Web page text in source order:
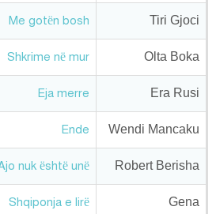
Tiri Gjoci
Me gotën bosh
Olta Boka
Shkrime në mur
Era Rusi
Eja merre
Wendi Mancaku
Ende
Robert Berisha
Ajo nuk është unë
Gena
Shqiponja e lirë